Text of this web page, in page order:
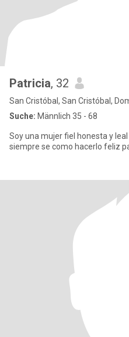
Patricia, 32
San Cristóbal, San Cristóbal,
Suche: Männlich 35 - 68
Soy una mujer fiel honesta y
siempre se como hacerlo feliz